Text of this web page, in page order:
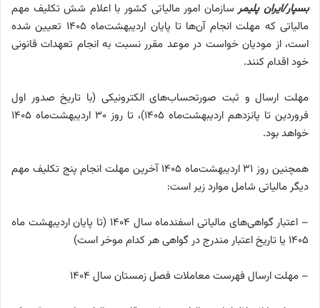
بسپار/ایران پلیمر سازمان امور مالیاتی کشور با اعلام شش تکلیف مهم
مالیاتی که مهلت انجام آن‌ها تا پایان اردیبهشت‌ماه ۱۴۰۵ تعیین شده
است، از مودیان خواست در موعد مقرر نسبت به انجام تعهدات قانونی
خود اقدام کنند.
مهلت ارسال و ثبت صورتحساب‌های الکترونیکی (با تاریخ صدور اول
فروردین تا پانزدهم اردیبهشت‌ماه ۱۴۰۵)، تا روز ۳۰ اردیبهشت‌ماه ۱۴۰۵
خواهد بود.
همچنین روز ۳۱ اردیبهشت‌ماه ۱۴۰۵ آخرین مهلت انجام پنج تکلیف مهم
دیگر مالیاتی شامل موارد زیر است:
– اعتبار گواهی‌های مالیاتی اسفندماه سال ۱۴۰۴ (تا پایان اردیبهشت ماه
۱۴۰۵ یا تاریخ اعتبار مندرج در گواهی هر کدام موخر است)
– مهلت ارسال فهرست معاملات فصل زمستان سال ۱۴۰۴